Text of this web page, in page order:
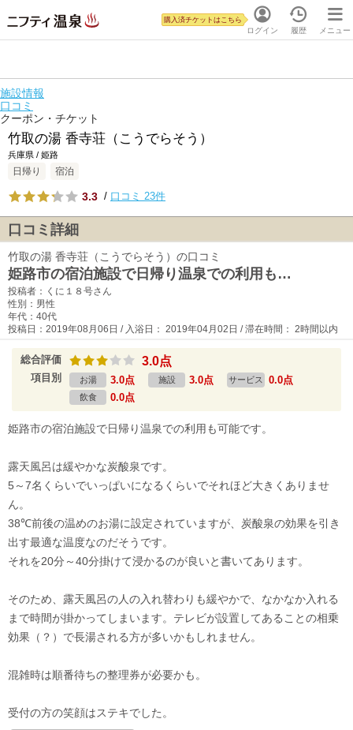
ログイン
購入済チケットはこちら
履歴 メニュー
施設情報
口コミ
クーポン・チケット
竹取の湯 香寺荘（こうでらそう）
兵庫県 / 姫路
日帰り 宿泊
3.3 / 口コミ 23件
口コミ詳細
竹取の湯 香寺荘（こうでらそう）の口コミ
姫路市の宿泊施設で日帰り温泉での利用も…
投稿者：くに１８号さん
性別：男性
年代：40代
投稿日：2019年08月06日 / 入浴日： 2019年04月02日 / 滞在時間： 2時間以内
総合評価 3.0点
項目別 お湯 3.0点 施設 3.0点 サービス 0.0点
飲食 0.0点
姫路市の宿泊施設で日帰り温泉での利用も可能です。
露天風呂は緩やかな炭酸泉です。
5～7名くらいでいっぱいになるくらいでそれほど大きくありませ
ん。
38℃前後の温めのお湯に設定されていますが、炭酸泉の効果を引き
出す最適な温度なのだそうです。
それを20分～40分掛けて浸かるのが良いと書いてあります。
そのため、露天風呂の人の入れ替わりも緩やかで、なかなか入れる
まで時間が掛かってしまいます。テレビが設置してあることの相乗
効果（？）で長湯される方が多いかもしれません。
混雑時は順番待ちの整理券が必要かも。
受付の方の笑顔はステキでした。